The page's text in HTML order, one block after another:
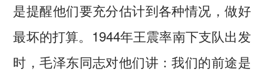
是提醒他们要充分估计到各种情况，做好
最坏的打算。1944年王震率南下支队出发
时，毛泽东同志对他们讲：我们的前途是